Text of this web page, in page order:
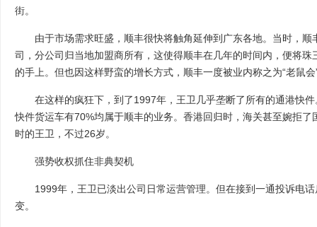
街。
由于市场需求旺盛，顺丰很快将触角延伸到广东各地。当时，顺
司，分公司归当地加盟商所有，这使得顺丰在几年的时间内，便将
的手上。但也因这样野蛮的增长方式，顺丰一度被业内称之为“老鼠会
在这样的疯狂下，到了1997年，王卫几乎垄断了所有的通港快件
快件货运车有70%均属于顺丰的业务。香港回归时，海关甚至婉拒
时的王卫，不过26岁。
强势收权抓住非典契机
1999年，王卫已淡出公司日常运营管理。但在接到一通投诉电话
变。